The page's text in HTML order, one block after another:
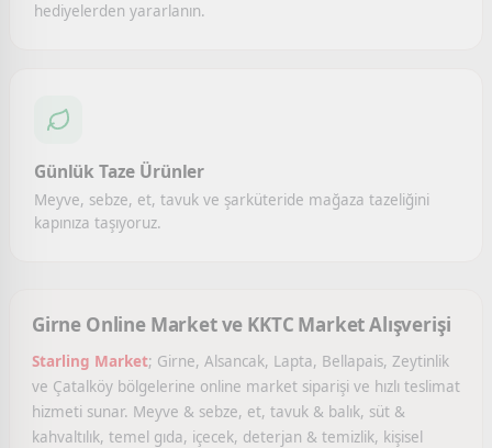
hediyelerden yararlanın.
Günlük Taze Ürünler
Meyve, sebze, et, tavuk ve şarküteride mağaza tazeliğini
kapınıza taşıyoruz.
Girne Online Market ve KKTC Market Alışverişi
Starling Market; Girne, Alsancak, Lapta, Bellapais, Zeytinlik
ve Çatalköy bölgelerine online market siparişi ve hızlı teslimat
hizmeti sunar. Meyve & sebze, et, tavuk & balık, süt &
kahvaltılık, temel gıda, içecek, deterjan & temizlik, kişisel